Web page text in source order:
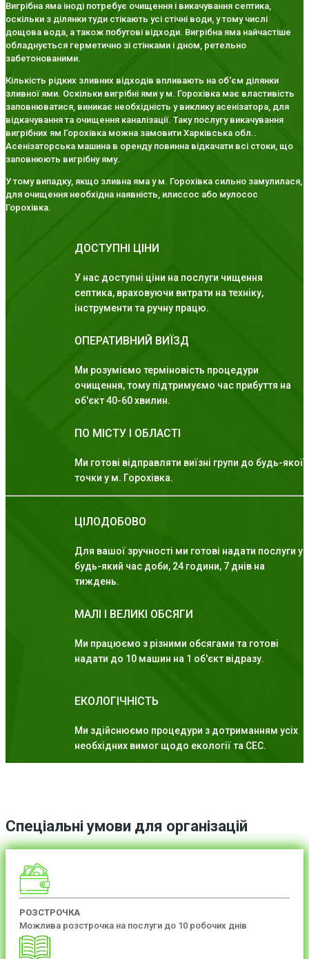
Вигрібна яма іноді потребує очищення і викачування септика,
оскільки з ділянки туди стікають усі стічні води, у тому числі
дощова вода, а також побутові відходи. Вигрібна яма найчастіше
обладнується герметично зі стінками і дном, ретельно
забетонованими.
Кількість рідких зливних відходів впливають на об'єм ділянки
зливної ями. Оскільки вигрібні ями у м. Горохівка має властивість
заповнюватися, виникає необхідність у виклику асенізатора, для
відкачування та очищення каналізації. Таку послугу викачування
вигрібних ям Горохівка можна замовити Харківська обл..
Асенізаторська машина в оренду повинна відкачати всі стоки, що
заповнюють вигрібну яму.
У тому випадку, якщо зливна яма у м. Горохівка сильно замулилася,
для очищення необхідна наявність, илиссос або мулосос
Горохівка.
ДОСТУПНІ ЦІНИ
У нас доступні ціни на послуги чищення
септика, враховуючи витрати на техніку,
інструменти та ручну працю.
ОПЕРАТИВНИЙ ВИЇЗД
Ми розуміємо терміновість процедури
очищення, тому підтримуємо час прибуття на
об'єкт 40-60 хвилин.
ПО МІСТУ І ОБЛАСТІ
Ми готові відправляти виїзні групи до будь-якої
точки у м. Горохівка.
ЦІЛОДОБОВО
Для вашої зручності ми готові надати послуги у
будь-який час доби, 24 години, 7 днів на
тиждень.
МАЛІ І ВЕЛИКІ ОБСЯГИ
Ми працюємо з різними обсягами та готові
надати до 10 машин на 1 об'єкт відразу.
ЕКОЛОГІЧНІСТЬ
Ми здійснюємо процедури з дотриманням усіх
необхідних вимог щодо екології та СЕС.
Спеціальні умови для організацій
РОЗСТРОЧКА
Можлива розстрочка на послуги до 10 робочих днів